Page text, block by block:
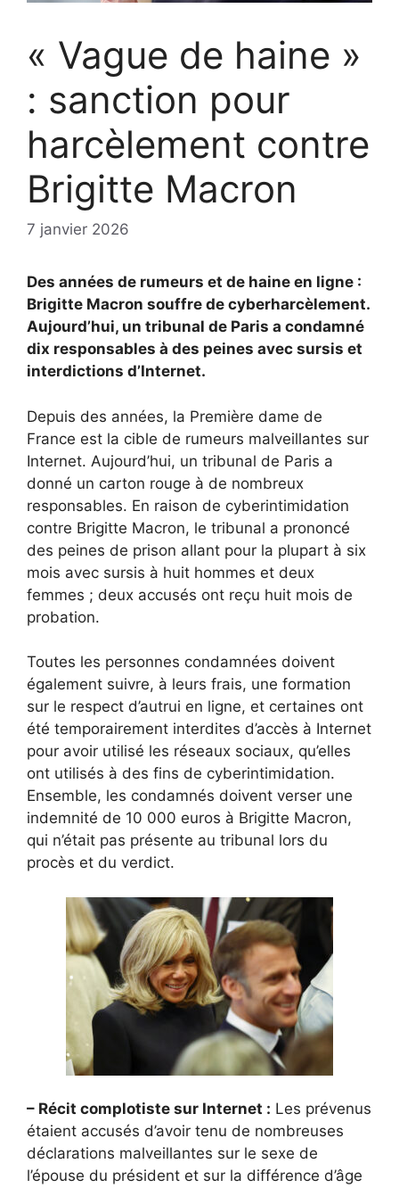
« Vague de haine »
: sanction pour
harcèlement contre
Brigitte Macron
7 janvier 2026
Des années de rumeurs et de haine en ligne :
Brigitte Macron souffre de cyberharcèlement.
Aujourd’hui, un tribunal de Paris a condamné
dix responsables à des peines avec sursis et
interdictions d’Internet.
Depuis des années, la Première dame de
France est la cible de rumeurs malveillantes sur
Internet. Aujourd’hui, un tribunal de Paris a
donné un carton rouge à de nombreux
responsables. En raison de cyberintimidation
contre Brigitte Macron, le tribunal a prononcé
des peines de prison allant pour la plupart à six
mois avec sursis à huit hommes et deux
femmes ; deux accusés ont reçu huit mois de
probation.
Toutes les personnes condamnées doivent
également suivre, à leurs frais, une formation
sur le respect d’autrui en ligne, et certaines ont
été temporairement interdites d’accès à Internet
pour avoir utilisé les réseaux sociaux, qu’elles
ont utilisés à des fins de cyberintimidation.
Ensemble, les condamnés doivent verser une
indemnité de 10 000 euros à Brigitte Macron,
qui n’était pas présente au tribunal lors du
procès et du verdict.
– Récit complotiste sur Internet : Les prévenus
étaient accusés d’avoir tenu de nombreuses
déclarations malveillantes sur le sexe de
l’épouse du président et sur la différence d’âge